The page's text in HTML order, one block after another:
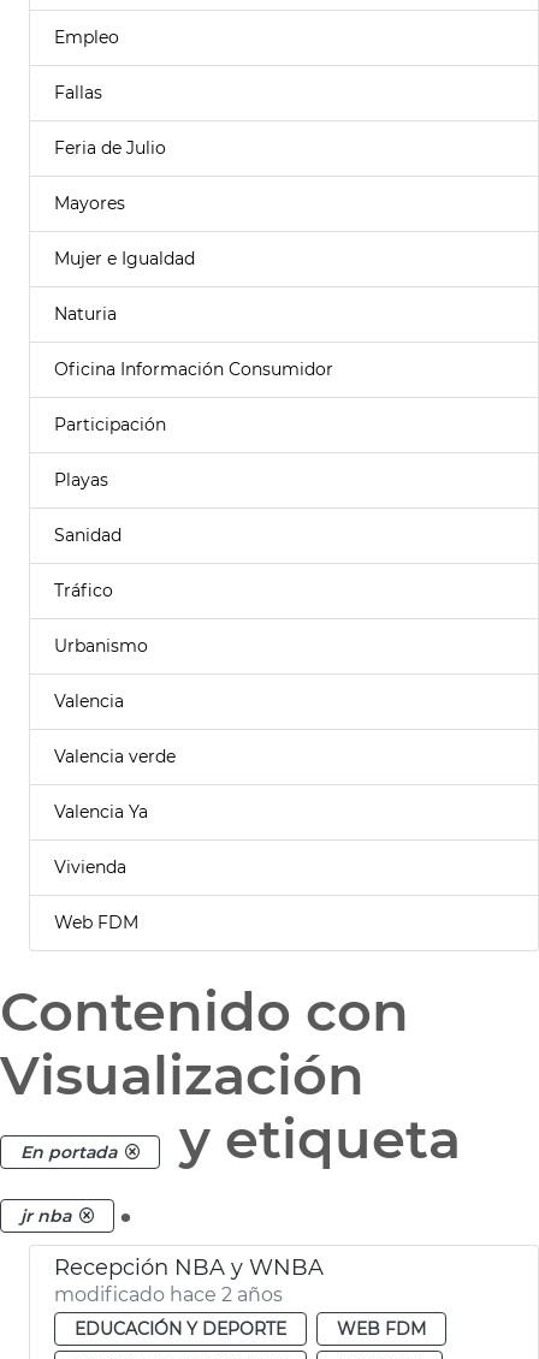
Empleo
Fallas
Feria de Julio
Mayores
Mujer e Igualdad
Naturia
Oficina Información Consumidor
Participación
Playas
Sanidad
Tráfico
Urbanismo
Valencia
Valencia verde
Valencia Ya
Vivienda
Web FDM
Contenido con
Visualización
En portada y etiqueta
jr nba .
Recepción NBA y WNBA
modificado hace 2 años
EDUCACIÓN Y DEPORTE
WEB FDM